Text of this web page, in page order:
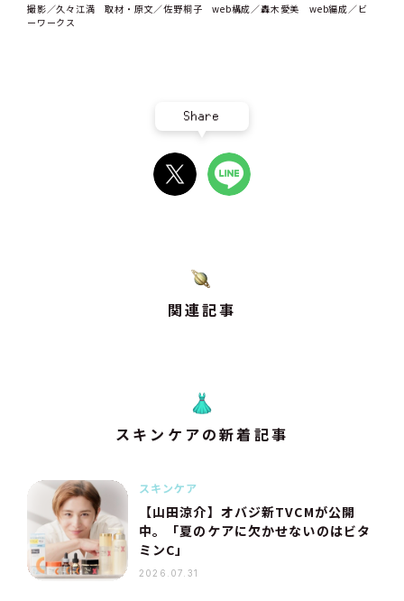
撮影／久々江満 取材・原文／佐野桐子 web構成／轟木愛美 web編成／ビ
ーワークス
Share
関連記事
スキンケアの新着記事
スキンケア
【山田涼介】オバジ新TVCMが公開
中。「夏のケアに欠かせないのはビタ
ミンC」
2026.07.31